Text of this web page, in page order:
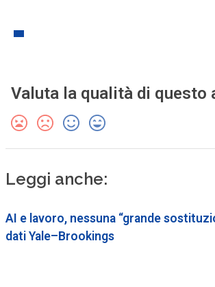
Valuta la qualità di questo
Leggi anche:
AI e lavoro, nessuna “grande
dati Yale–Brookings